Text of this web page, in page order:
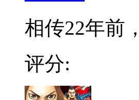
相传22年前
评分: